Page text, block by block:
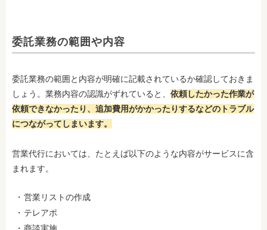
委託業務の範囲や内容
委託業務の範囲と内容が明確に記載されているか確認しておきま
しょう。業務内容の認識がずれていると、 依頼したかった作業が
依頼できなかったり、追加費用がかかったりするなどのトラブル
につながってしまいます。
営業代行においては、たとえば以下のような内容がサービスに含
まれます。
営業リストの作成
テレアポ